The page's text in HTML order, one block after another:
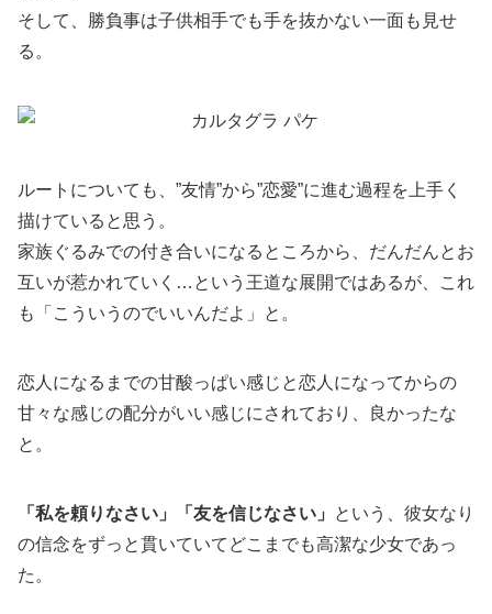
そして、勝負事は子供相手でも手を抜かない一面も見せ
る。
ルートについても、”友情”から”恋愛”に進む過程を上手く
描けていると思う。
家族ぐるみでの付き合いになるところから、だんだんとお
互いが惹かれていく…という王道な展開ではあるが、これ
も「こういうのでいいんだよ」と。
恋人になるまでの甘酸っぱい感じと恋人になってからの
甘々な感じの配分がいい感じにされており、良かったな
と。
「私を頼りなさい」「友を信じなさい」
という、彼女なり
の信念をずっと貫いていてどこまでも高潔な少女であっ
た。